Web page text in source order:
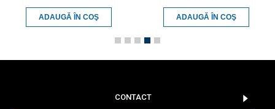
ADAUGĂ ÎN COŞ ADAUGĂ ÎN COŞ
CONTACT